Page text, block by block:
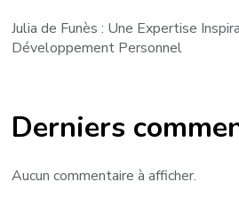
Julia de Funès : Une Expertise
Développement Personnel
Derniers
Aucun commentaire à afficher.